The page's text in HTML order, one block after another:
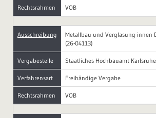
Rechtsrahmen VOB
Ausschreibung
Metallbau und Verglasung innen
(26-04113)
Vergabestelle Staatliches Hochbauamt Karlsruhe
Verfahrensart Freihändige Vergabe
Rechtsrahmen VOB